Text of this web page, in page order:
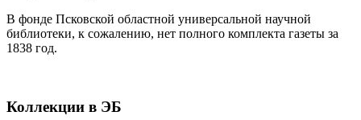
В фонде Псковской областной универсальной научной
библиотеки, к сожалению, нет полного комплекта газеты за
1838 год.
Коллекции в ЭБ